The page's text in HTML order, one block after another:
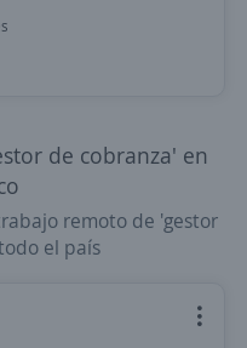
de cobranza' en
remoto de 'gestor
el país